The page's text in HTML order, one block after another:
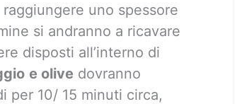
uno spessore
si andranno a ricavare
disposti all’interno di
e olive dovranno
per 10/ 15 minuti circa,